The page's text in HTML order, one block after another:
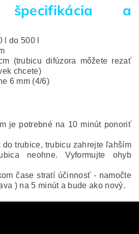
špecifikácia a
l do 500 l
(trubicu difúzora môžete rezať
chcete)
6 mm (4/6)
je potrebné na 10 minút ponoriť
do trubice, trubicu zahrejte ľahším
neohne. Vyformujte ohyb
čase stratí účinnosť - namočte
) na 5 minút a bude ako nový.